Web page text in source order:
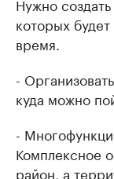
Нужно
которых
время.
-
куда можно
-
Комплексное
район, а